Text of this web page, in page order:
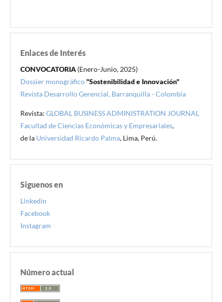
Enlaces de Interés
CONVOCATORIA (Enero-Junio, 2025)
Dossier monográfico"Sostenibilidad e Innovación"
Revista Desarrollo Gerencial, Barranquilla - Colombia
Revista: GLOBAL BUSINESS ADMINISTRATION JOURNAL
Facultad de Ciencias Económicas y Empresariales,
de la Universidad Ricardo Palma, Lima, Perú.
Siguenos en
Linkedin
Facebook
Instagram
Número actual